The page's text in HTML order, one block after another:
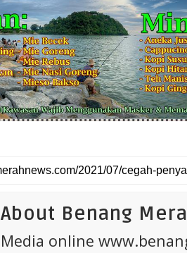
About Benang
Media online